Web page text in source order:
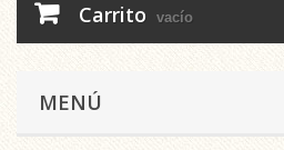
Carrito vacío
MENÚ